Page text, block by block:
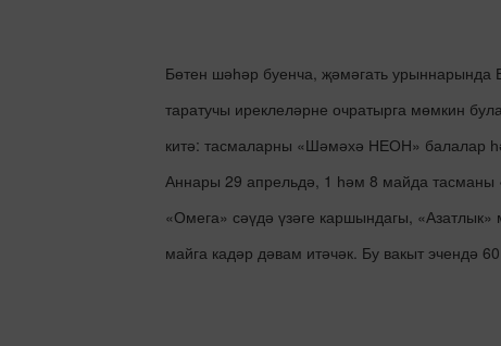
Бөтен шәһәр буенча, җәмәгать
таратучы иреклеләрне очратырга мөмкин
китә: тасмаларны «Шәмәхә НЕОН» балалар
Аннары 29 апрельдә, 1 һәм 8 майда тасманы
«Омега» сәүдә үзәге каршындагы,
майга кадәр дәвам итәчәк. Бу вакыт эчендә